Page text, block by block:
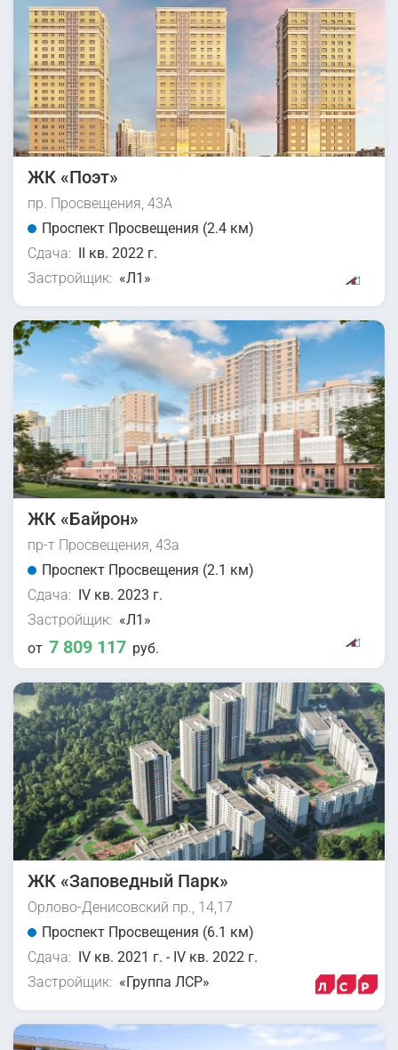
ЖК «Поэт»
пр. Просвещения, 43А
Проспект Просвещения (2.4 км)
Сдача: II кв. 2022 г.
Застройщик: «Л1»
ЖК «Байрон»
пр-т Просвещения, 43а
Проспект Просвещения (2.1 км)
Сдача: IV кв. 2023 г.
Застройщик: «Л1»
от 7 809 117 руб.
ЖК «Заповедный Парк»
Орлово-Денисовский пр., 14,17
Проспект Просвещения (6.1 км)
Сдача: IV кв. 2021 г. - IV кв. 2022 г.
Застройщик: «Группа ЛСР»